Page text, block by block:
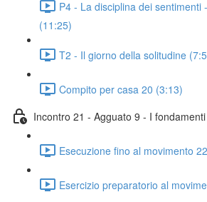
P4 - La disciplina dei sentimenti
(11:25)
T2 - Il giorno della solitudine
Compito per casa 20 (3:13)
Incontro 21 - Agguato 9 - I
Esecuzione fino al movimento
Esercizio preparatorio al